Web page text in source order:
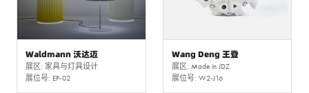
Waldmann 沃达迈
展区: 家具与灯具设计
展位号: EP-02
Wang Deng 王登
展区: Made in JDZ
展位号: W2-J16